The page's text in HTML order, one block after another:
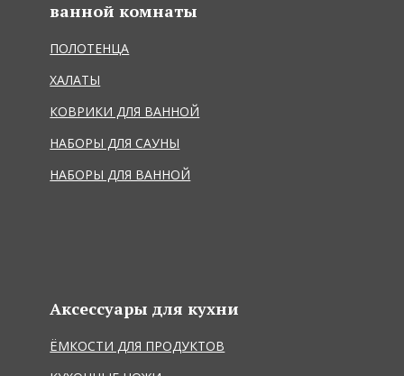
ванной комнаты
ПОЛОТЕНЦА
ХАЛАТЫ
КОВРИКИ ДЛЯ ВАННОЙ
НАБОРЫ ДЛЯ САУНЫ
НАБОРЫ ДЛЯ ВАННОЙ
Аксессуары для кухни
ЁМКОСТИ ДЛЯ ПРОДУКТОВ